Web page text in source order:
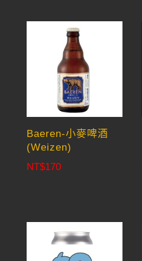
Baeren-小麥啤酒
(Weizen)
NT$170